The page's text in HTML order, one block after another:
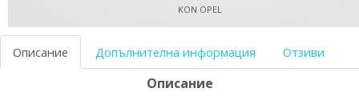
KON OPEL
Описание Допълнителна информация Отзиви
Описание